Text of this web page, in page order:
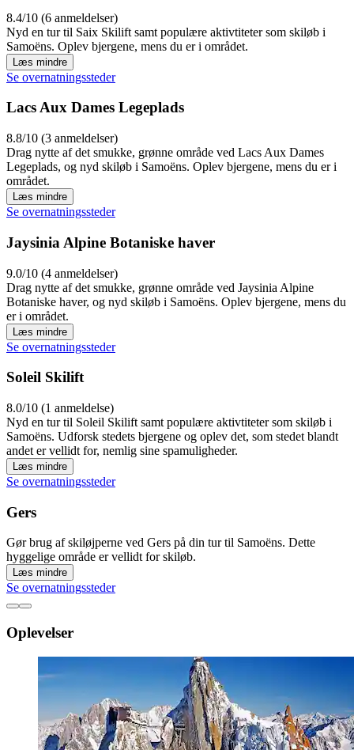
8.4/10 (6 anmeldelser)
Nyd en tur til Saix Skilift samt populære aktivtiteter som skiløb i
Samoëns. Oplev bjergene, mens du er i området.
Læs mindre
Se overnatningssteder
Lacs Aux Dames Legeplads
8.8/10 (3 anmeldelser)
Drag nytte af det smukke, grønne område ved Lacs Aux Dames
Legeplads, og nyd skiløb i Samoëns. Oplev bjergene, mens du er i
området.
Læs mindre
Se overnatningssteder
Jaysinia Alpine Botaniske haver
9.0/10 (4 anmeldelser)
Drag nytte af det smukke, grønne område ved Jaysinia Alpine
Botaniske haver, og nyd skiløb i Samoëns. Oplev bjergene, mens du
er i området.
Læs mindre
Se overnatningssteder
Soleil Skilift
8.0/10 (1 anmeldelse)
Nyd en tur til Soleil Skilift samt populære aktivtiteter som skiløb i
Samoëns. Udforsk stedets bjergene og oplev det, som stedet blandt
andet er vellidt for, nemlig sine spamuligheder.
Læs mindre
Se overnatningssteder
Gers
Gør brug af skiløjperne ved Gers på din tur til Samoëns. Dette
hyggelige område er vellidt for skiløb.
Læs mindre
Se overnatningssteder
Oplevelser